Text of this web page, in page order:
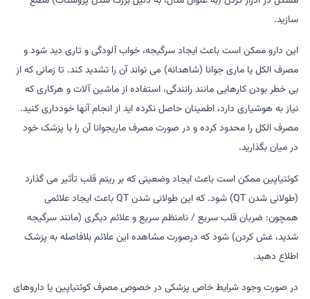
سازید.
این دارو ممکن است باعث ایجاد سرگیجه، خواب آلودگی و تاری دید شود و
مصرف الکل یا ماری جوانا (شاهدانه) می تواند آن را تشدید کند. تا زمانی که از
بی خطر بودن کارهایی مانند رانندگی، استفاده از ماشین آلات و هرکاری که
نیاز به هوشیاری دارد، اطمینان حاصل نکرده اید از انجام آنها خودداری کنید.
مصرف الکل را محدود کرده و در صورت مصرف ماریجوانا آن را با پزشک خود
در میان بگذارید.
کوئتیاپین ممکن است باعث ایجاد وضعیتی که بر ریتم قلب تأثیر می گذارد
(طولانی شدن QT) شود. که این طولانی شدن QT باعث ایجاد علائمی
همچون: ضربان قلب سریع / نامنظم سریع و علائم دیگری (مانند سرگیجه
شدید، غش کردن) شود که درصورت مشاهده این علائم بلافاصله به پزشک
اطلاع دهید.
در صورت وجود شرایط خاص پزشکی در خصوص مصرف کوئتیاپین یا داروهای